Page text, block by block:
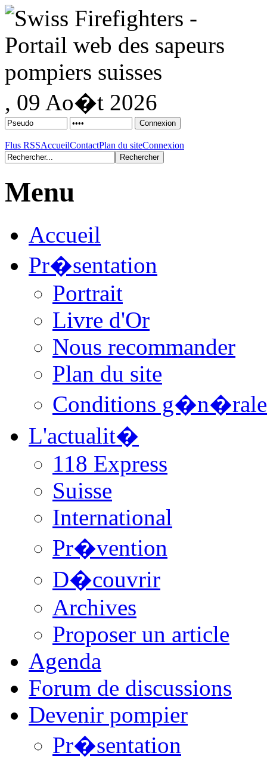
, 09 Ao�t 2026
Flus RSSAccueilContactPlan du siteConnexion
Menu
Accueil
Pr�sentation
Portrait
Livre d'Or
Nous recommander
Plan du site
Conditions
L'actualit�
118 Express
Suisse
International
Pr�vention
D�couvrir
Archives
Proposer un article
Agenda
Forum de discussions
Devenir pompier
Pr�sentation